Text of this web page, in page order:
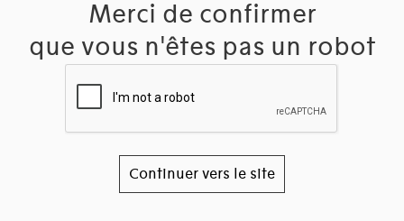
Merci de confirmer
que vous n'êtes pas un robot
Continuer vers le site